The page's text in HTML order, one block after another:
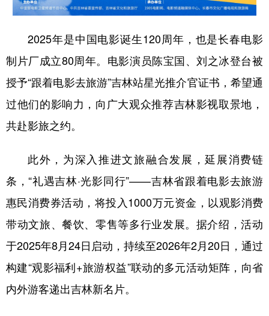
广东 广西 海南 重庆
四川 贵州 云南 西藏
陕西
多语种频道
English Español Français عربى
Русский язык 日本語 한국어
Deutsch Português
2025年是中国电影诞生120周年，也是长春电影
制片厂成立80周年。电影演员陈宝国、刘之冰登台被
授予“跟着电影去旅游”吉林站星光推介官证书，希望通
过他们的影响力，向广大观众推荐吉林影视取景地，
共赴影旅之约。
此外，为深入推进文旅融合发展，延展消费链
条，“礼遇吉林·光影同行”——吉林省跟着电影去旅游
惠民消费券活动，将投入1000万元资金，以观影消费
带动文旅、餐饮、零售等多行业发展。据介绍，活动
于2025年8月24日启动，持续至2026年2月20日，通过
构建“观影福利+旅游权益”联动的多元活动矩阵，向省
内外游客递出吉林新名片。